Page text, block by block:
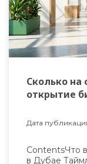
Сколько
открытие
Дата
ContentsЧто
в Дубае